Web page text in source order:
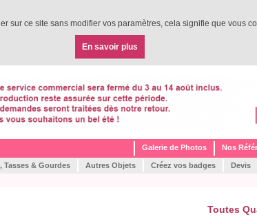
sur ce site sans modifier vos paramètres, cela signifie que vous
En savoir plus
Galerie de Photos Nos
Tasses & Gourdes Autres Objets Créez vos badges Devis
Toutes